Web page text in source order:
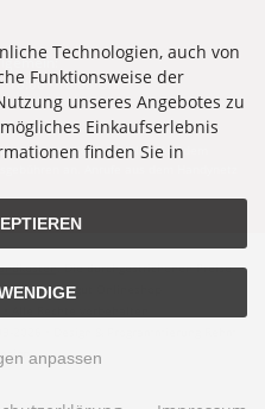
10:00 - 16:00 Uhr
natürlich kostenlos. Aus dem
an. Anrufe aus dem Handynetz
. Die durchgestrichenen Preise
bei Nixgut Onlineshop
Technologien, auch von
Funktionsweise der
unseres Angebotes zu
Einkaufserlebnis
finden Sie in
anpassen